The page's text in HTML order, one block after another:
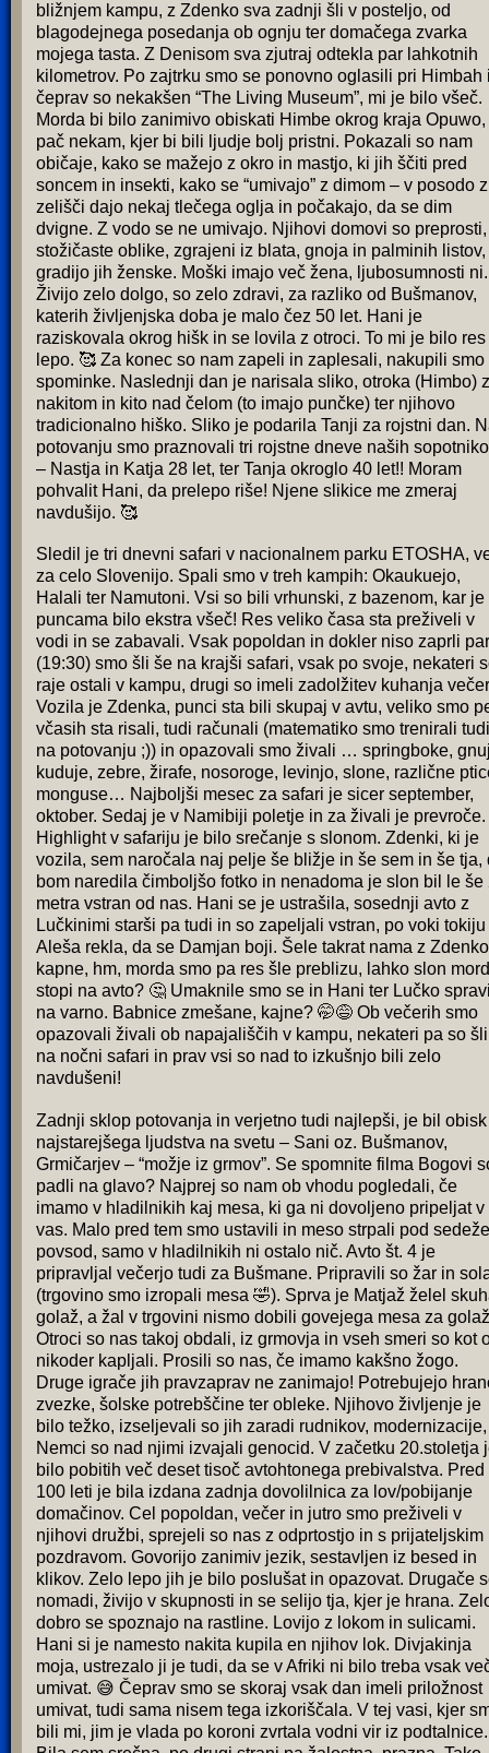
bližnjem kampu, z Zdenko sva zadnji šli v posteljo, od
blagodejnega posedanja ob ognju ter domačega zvarka
mojega tasta. Z Denisom sva zjutraj odtekla par lahkotnih
kilometrov. Po zajtrku smo se ponovno oglasili pri Himbah
čeprav so nekakšen “The Living Museum”, mi je bilo všeč.
Morda bi bilo zanimivo obiskati Himbe okrog kraja Opuwo,
pač nekam, kjer bi bili ljudje bolj pristni. Pokazali so nam
običaje, kako se mažejo z okro in mastjo, ki jih ščiti pred
soncem in insekti, kako se “umivajo” z dimom – v posodo z
zelišči dajo nekaj tlečega oglja in počakajo, da se dim
dvigne. Z vodo se ne umivajo. Njihovi domovi so preprosti,
stožičaste oblike, zgrajeni iz blata, gnoja in palminih listov,
gradijo jih ženske. Moški imajo več žena, ljubosumnosti ni.
Živijo zelo dolgo, so zelo zdravi, za razliko od Bušmanov,
katerih življenjska doba je malo čez 50 let. Hani je
raziskovala okrog hišk in se lovila z otroci. To mi je bilo res
lepo. 🥰 Za konec so nam zapeli in zaplesali, nakupili smo
spominke. Naslednji dan je narisala sliko, otroka (Himbo) z
nakitom in kito nad čelom (to imajo punčke) ter njihovo
tradicionalno hiško. Sliko je podarila Tanji za rojstni dan.
potovanju smo praznovali tri rojstne dneve naših
– Nastja in Katja 28 let, ter Tanja okroglo 40 let!! Moram
pohvalit Hani, da prelepo riše! Njene slikice me zmeraj
navdušijo. 🥰
Sledil je tri dnevni safari v nacionalnem parku ETOSHA,
za celo Slovenijo. Spali smo v treh kampih: Okaukuejo,
Halali ter Namutoni. Vsi so bili vrhunski, z bazenom, kar je
puncama bilo ekstra všeč! Res veliko časa sta preživeli v
vodi in se zabavali. Vsak popoldan in dokler niso zaprli
(19:30) smo šli še na krajši safari, vsak po svoje, nekateri
raje ostali v kampu, drugi so imeli zadolžitev kuhanja
Vozila je Zdenka, punci sta bili skupaj v avtu, veliko smo
včasih sta risali, tudi računali (matematiko smo trenirali tudi
na potovanju ;)) in opazovali smo živali … springboke,
kuduje, zebre, žirafe, nosoroge, levinjo, slone, različne
monguse… Najboljši mesec za safari je sicer september,
oktober. Sedaj je v Namibiji poletje in za živali je prevroče.
Highlight v safariju je bilo srečanje s slonom. Zdenki, ki je
vozila, sem naročala naj pelje še bližje in še sem in še tja,
bom naredila čimboljšo fotko in nenadoma je slon bil le še
metra vstran od nas. Hani se je ustrašila, sosednji avto z
Lučkinimi starši pa tudi in so zapeljali vstran, po voki
Aleša rekla, da se Damjan boji. Šele takrat nama z Zdenko
kapne, hm, morda smo pa res šle preblizu, lahko slon
stopi na avto? 🤔 Umaknile smo se in Hani ter Lučko
na varno. Babnice zmešane, kajne? 🤭😅 Ob večerih smo
opazovali živali ob napajališčih v kampu, nekateri pa so šli
na nočni safari in prav vsi so nad to izkušnjo bili zelo
navdušeni!
Zadnji sklop potovanja in verjetno tudi najlepši, je bil obisk
najstarejšega ljudstva na svetu – Sani oz. Bušmanov,
Grmičarjev – “možje iz grmov”. Se spomnite filma Bogovi
padli na glavo? Najprej so nam ob vhodu pogledali, če
imamo v hladilnikih kaj mesa, ki ga ni dovoljeno pripeljat v
vas. Malo pred tem smo ustavili in meso strpali pod
povsod, samo v hladilnikih ni ostalo nič. Avto št. 4 je
pripravljal večerjo tudi za Bušmane. Pripravili so žar in
(trgovino smo izropali mesa 🤣). Sprva je Matjaž želel
golaž, a žal v trgovini nismo dobili govejega mesa za
Otroci so nas takoj obdali, iz grmovja in vseh smeri so kot
nikoder kapljali. Prosili so nas, če imamo kakšno žogo.
Druge igrače jih pravzaprav ne zanimajo! Potrebujejo
zvezke, šolske potrebščine ter obleke. Njihovo življenje je
bilo težko, izseljevali so jih zaradi rudnikov, modernizacije,
Nemci so nad njimi izvajali genocid. V začetku 20.stoletja
bilo pobitih več deset tisoč avtohtonega prebivalstva. Pred
100 leti je bila izdana zadnja dovolilnica za lov/pobijanje
domačinov. Cel popoldan, večer in jutro smo preživeli v
njihovi družbi, sprejeli so nas z odprtostjo in s prijateljskim
pozdravom. Govorijo zanimiv jezik, sestavljen iz besed in
klikov. Zelo lepo jih je bilo poslušat in opazovat. Drugače
nomadi, živijo v skupnosti in se selijo tja, kjer je hrana.
dobro se spoznajo na rastline. Lovijo z lokom in sulicami.
Hani si je namesto nakita kupila en njihov lok. Divjakinja
moja, ustrezalo ji je tudi, da se v Afriki ni bilo treba vsak
umivat. 😅 Čeprav smo se skoraj vsak dan imeli priložnost
umivat, tudi sama nisem tega izkoriščala. V tej vasi, kjer
bili mi, jim je vlada po koroni zvrtala vodni vir iz podtalnice.